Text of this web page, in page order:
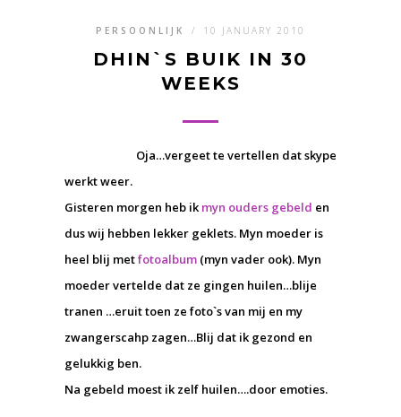
PERSOONLIJK / 10 JANUARY 2010
DHIN`S BUIK IN 30
WEEKS
Oja…vergeet te vertellen dat skype
werkt weer.
Gisteren morgen heb ikmyn ouders gebeld en
dus wij hebben lekker geklets. Myn moeder is
heel blij metfotoalbum(myn vader ook). Myn
moeder vertelde dat ze gingen huilen…blije
tranen …eruit toen ze foto`s van mij en my
zwangerscahp zagen…Blij dat ik gezond en
gelukkig ben.
Na gebeld moest ik zelf huilen….door emoties.